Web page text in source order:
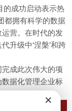
的成功启动表示热
都拥有科学的数据
营。在时代的发
升级中‘涅槃’和跨
成此次伟大的项
据化管理企业标
×